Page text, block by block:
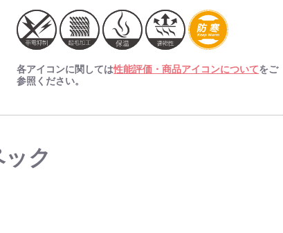
各アイコンに関しては性能評価・商品アイコンについてをご
参照ください。
ク